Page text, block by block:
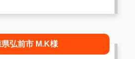
弘前市 M.K様